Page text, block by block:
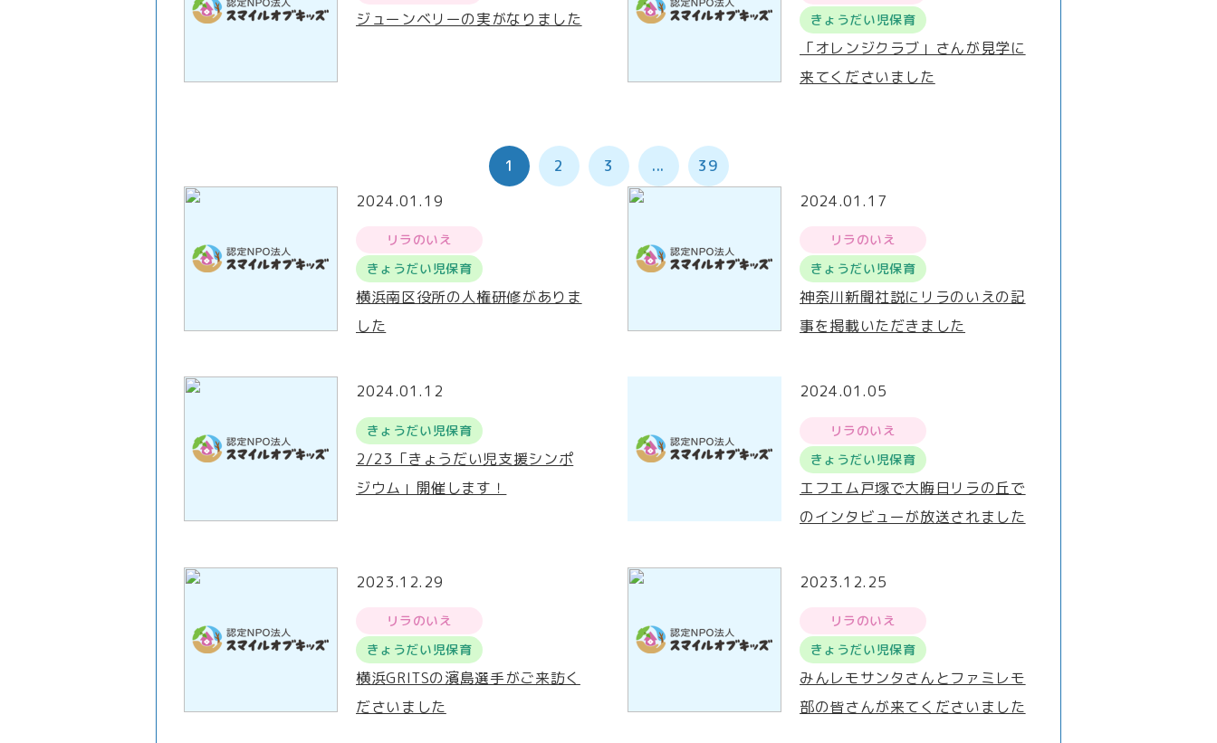
ジューンベリーの実がなりました
きょうだい児保育
「オレンジクラブ」さんが見学に
来てくださいました
1 2 3 ...
39
2024.01.19
リラのいえ
きょうだい児保育
横浜南区役所の人権研修がありま
した
2024.01.17
リラのいえ
きょうだい児保育
神奈川新聞社説にリラのいえの記
事を掲載いただきました
2024.01.12
きょうだい児保育
2/23「きょうだい児支援シンポ
ジウム」開催します！
2024.01.05
リラのいえ
きょうだい児保育
エフエム戸塚で大晦日リラの丘で
のインタビューが放送されました
2023.12.29
リラのいえ
きょうだい児保育
横浜GRITSの濱島選手がご来訪く
ださいました
2023.12.25
リラのいえ
きょうだい児保育
みんレモサンタさんとファミレモ
部の皆さんが来てくださいました